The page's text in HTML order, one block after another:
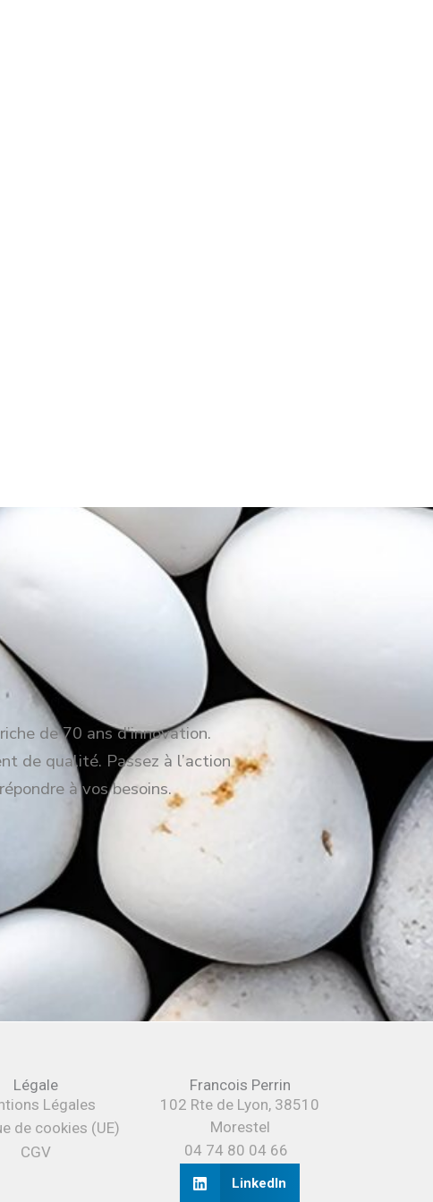
de 70 ans d’innovation.
de qualité. Passez à l’action
à vos besoins.
Légale
Légales
de cookies (UE)
CGV
Francois Perrin
102 Rte de Lyon, 38510
Morestel
04 74 80 04 66
LinkedIn